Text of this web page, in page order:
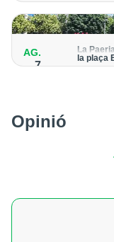
mòbil per
AG.
7
La
la plaça
Opinió